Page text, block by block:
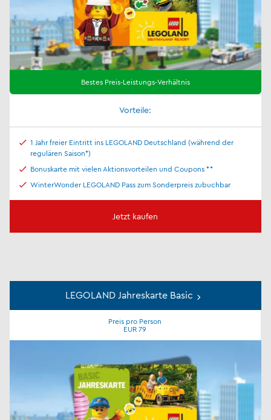
Bestes Preis-Leistungs-Verhältnis
Vorteile:
1 Jahr freier Eintritt ins LEGOLAND Deutschland (während der
regulären Saison*)
Bonuskarte mit vielen Aktionsvorteilen und Coupons **
WinterWonder LEGOLAND Pass zum Sonderpreis zubuchbar
Jetzt kaufen
LEGOLAND Jahreskarte Basic
Preis pro Person
EUR 79